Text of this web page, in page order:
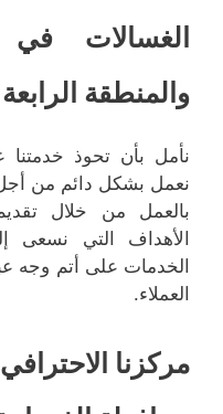
الغسالات في
والمنطقة الرابعة
نأمل بأن تحوذ
نعمل بشكل دائم من
بالعمل من خلال
الأهداف التي نسعى
الخدمات على أتم وجه
العملاء.
مركزنا